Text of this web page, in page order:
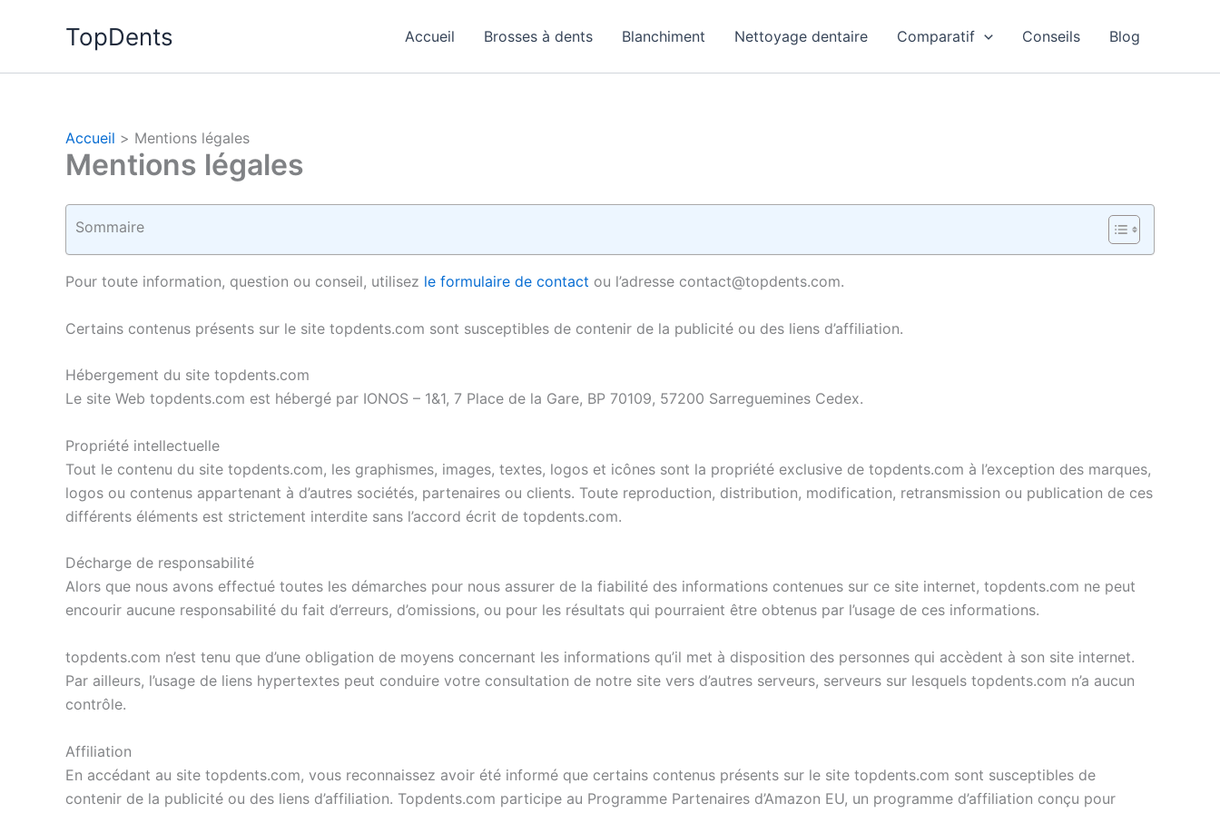
TopDents Accueil Brosses à dents Blanchiment Nettoyage dentaire Comparatif Conseils Blog
Accueil Mentions légales
Mentions légales
Sommaire
Pour toute information, question ou conseil, utilisez le formulaire de contact ou l’adresse contact@topdents.com.
Certains contenus présents sur le site topdents.com sont susceptibles de contenir de la publicité ou des liens d’affiliation.
Hébergement du site topdents.com
Le site Web topdents.com est hébergé par IONOS – 1&1, 7 Place de la Gare, BP 70109, 57200 Sarreguemines Cedex.
Propriété intellectuelle
Tout le contenu du site topdents.com, les graphismes, images, textes, logos et icônes sont la propriété exclusive de topdents.com à l’exception des marques,
logos ou contenus appartenant à d’autres sociétés, partenaires ou clients. Toute reproduction, distribution, modification, retransmission ou publication de ces
différents éléments est strictement interdite sans l’accord écrit de topdents.com.
Décharge de responsabilité
Alors que nous avons effectué toutes les démarches pour nous assurer de la fiabilité des informations contenues sur ce site internet, topdents.com ne peut
encourir aucune responsabilité du fait d’erreurs, d’omissions, ou pour les résultats qui pourraient être obtenus par l’usage de ces informations.
topdents.com n’est tenu que d’une obligation de moyens concernant les informations qu’il met à disposition des personnes qui accèdent à son site internet.
Par ailleurs, l’usage de liens hypertextes peut conduire votre consultation de notre site vers d’autres serveurs, serveurs sur lesquels topdents.com n’a aucun
contrôle.
Affiliation
En accédant au site topdents.com, vous reconnaissez avoir été informé que certains contenus présents sur le site topdents.com sont susceptibles de
contenir de la publicité ou des liens d’affiliation. Topdents.com participe au Programme Partenaires d’Amazon EU, un programme d’affiliation conçu pour